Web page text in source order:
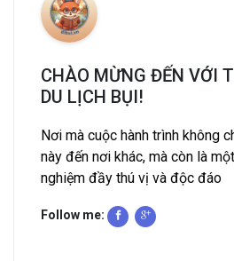
CHÀO MỪNG ĐẾN VỚI
DU LỊCH BỤI!
Nơi mà cuộc hành trình không
này đến nơi khác, mà còn là
nghiệm đầy thú vị và độc đáo
Follow me: